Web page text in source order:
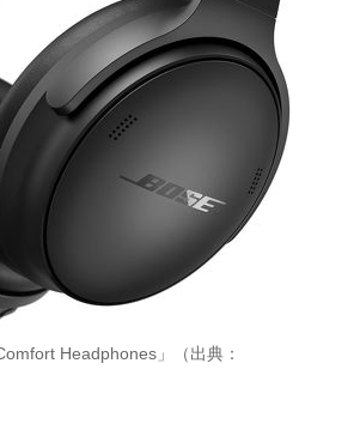
Headphones」（出典：